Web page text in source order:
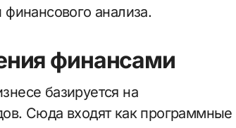
анализа.
финансами
базируется на
Сюда входят как программные